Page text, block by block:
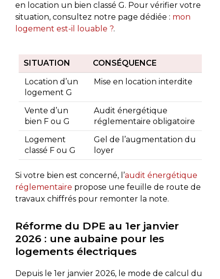
en location un bien classé G. Pour vérifier votre
situation, consultez notre page dédiée : mon
logement est-il louable ?.
SITUATION
CONSÉQUENCE
Location d’un
logement G
Mise en location interdite
Vente d’un
bien F ou G
Audit énergétique
réglementaire obligatoire
Logement
classé F ou G
Gel de l’augmentation du
loyer
Si votre bien est concerné, l’audit énergétique
réglementaire propose une feuille de route de
travaux chiffrés pour remonter la note.
Réforme du DPE au 1er janvier
2026 : une aubaine pour les
logements électriques
Depuis le 1er janvier 2026, le mode de calcul du